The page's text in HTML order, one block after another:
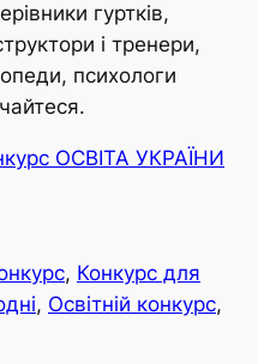
гуртків,
і тренери,
психологи
ОСВІТА УКРАЇНИ
, Конкурс для
, Освітній конкурс